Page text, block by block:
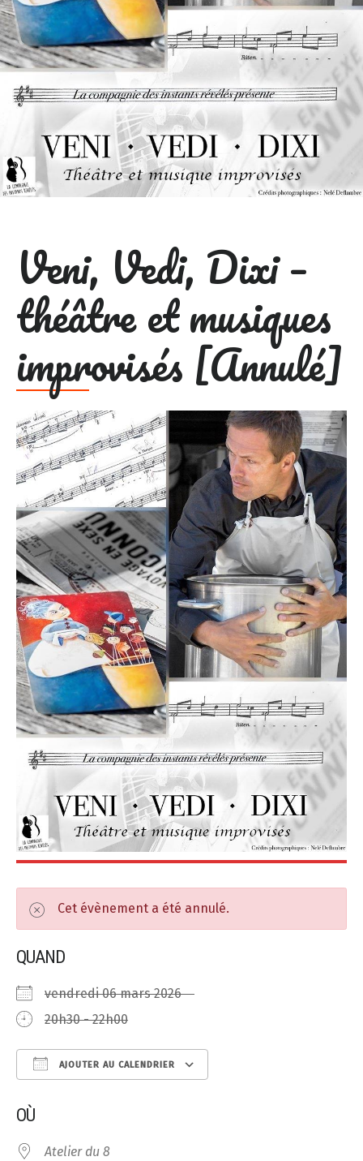
Veni, Vedi, Dixi –
théâtre et musiques
improvisés [Annulé]
Cet évènement a été annulé.
QUAND
vendredi 06 mars 2026
20h30 - 22h00
AJOUTER AU CALENDRIER
OÙ
Atelier du 8